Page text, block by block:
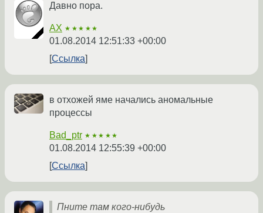
Давно пора.
AX ★★★★★
01.08.2014 12:51:33 +00:00
Ссылка
в отхожей яме начались аномальные
процессы
Bad_ptr ★★★★★
01.08.2014 12:55:39 +00:00
Ссылка
Пните там кого-нибудь